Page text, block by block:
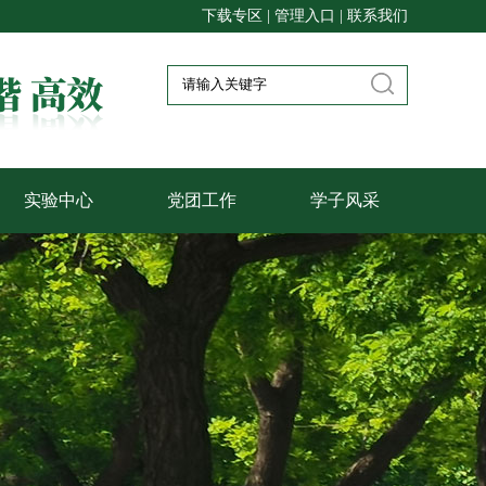
下载专区 管理入口 联系我们
实验中心 党团工作 学子风采